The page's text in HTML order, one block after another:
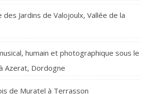
des Jardins de Valojoulx, Vallée de la
humain et photographique sous le
Azerat, Dordogne
de Muratel à Terrasson